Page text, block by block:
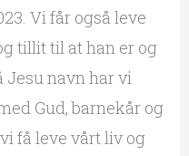
Vi får også leve
tillit til at han er og
Jesu navn har vi
Gud, barnekår og
få leve vårt liv og